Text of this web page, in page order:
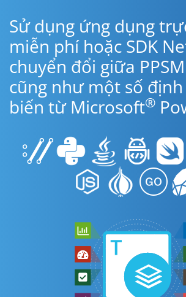
Sử dụng ứng dụng
miễn phí hoặc SDK
chuyển đổi giữa
cũng như một số
biến từ Microsoft®